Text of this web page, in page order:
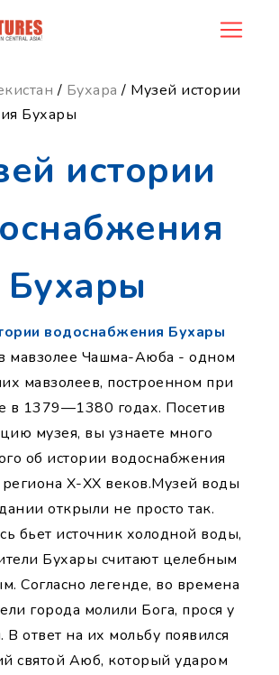
/ Бухара / Музей истории
Бухары
истории
Бухары
водоснабжения Бухары
мавзолее Чашма-Аюба - одном
мавзолеев, построенном при
в 1379—1380 годах. Посетив
музея, вы узнаете много
об истории водоснабжения
региона X-XX веков.Музей воды
открыли не просто так.
бьет источник холодной воды,
Бухары считают целебным
Согласно легенде, во времена
города молили Бога, прося у
В ответ на их мольбу появился
святой Аюб, который ударом